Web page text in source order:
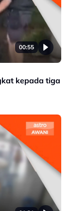
00:55
kepada tiga